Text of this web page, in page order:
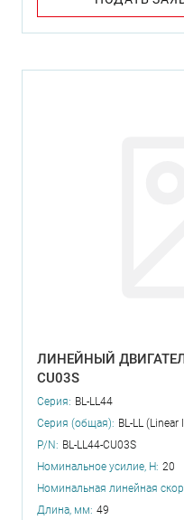
ЛИНЕЙНЫЙ ДВИГАТЕЛЬ
CU03S
Серия: BL-LL44
Серия (общая): BL-LL (Linear
P/N: BL-LL44-CU03S
Номинальное усилие, Н: 20
Номинальная линейная
Длина, мм: 49